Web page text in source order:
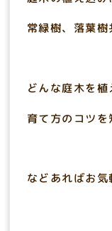
常緑樹、落葉
どんな庭木を
育て方のコツを
などあればお気